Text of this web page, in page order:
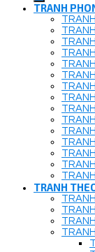
TRANH
TRANH